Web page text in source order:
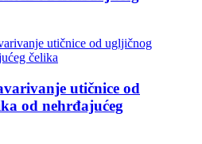
utičnice od
od nehrđajućeg